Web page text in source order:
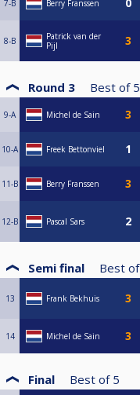
7-B Berry Franssen
8-B
Patrick van der
Pijl
Round 3 Best of 5
9-A Michel de Sain
10-A Freek Bettonviel
11-B Berry Franssen
12-B Pascal Sars
Semi final Best of
13 Frank Bekhuis
14 Michel de Sain
Final Best of 5